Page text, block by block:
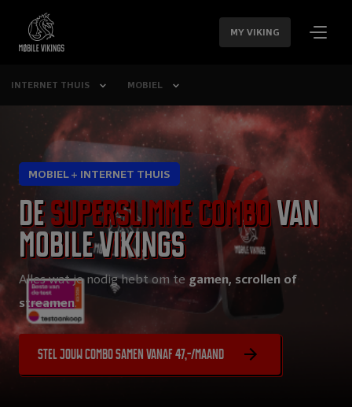
SLA
NAVIGATIE
OVER
MY VIKING
INTERNET THUIS MOBIEL
MOBIEL + INTERNET THUIS
Desuperslimme combovan
Mobile Vikings
Alles wat je nodig hebt om te gamen, scrollen of
streamen.
Stel jouw combo samen vanaf 47,-/maand